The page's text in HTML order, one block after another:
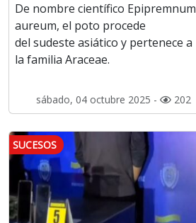
De nombre científico Epipremnum
aureum, el poto procede
del sudeste asiático y pertenece a
la familia Araceae.
sábado, 04 octubre 2025 - 202
SUCESOS